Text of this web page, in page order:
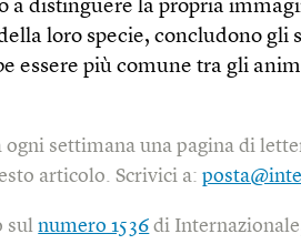
a distinguere la propria
loro specie, concludono gli
essere più comune tra gli
settimana una pagina di
articolo. Scrivici a:
sulnumero 1536 di